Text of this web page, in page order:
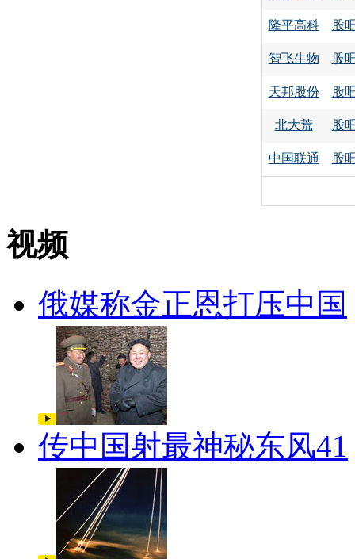
隆平高科 股
智飞生物 股
天邦股份 股
北大荒 股
中国联通 股
视频
俄媒称金正恩打压中国
传中国射最神秘东风41